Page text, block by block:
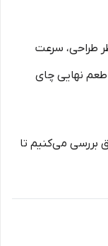
طراحی، سرعت
طعم نهایی چای
بررسی می‌کنیم تا